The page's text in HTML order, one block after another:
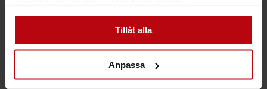
Tillåt alla
Anpassa
Golv
Laminatgolv
Plastmattor